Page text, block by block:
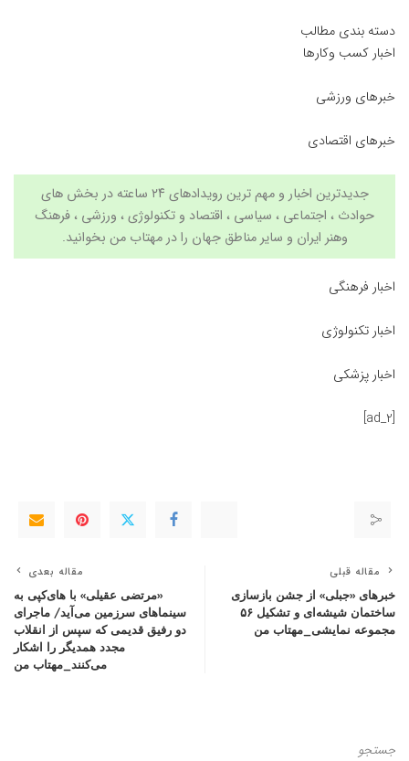
دسته بندی مطالب
اخبار کسب وکارها
خبرهای ورزشی
خبرهای اقتصادی
جدیدترین اخبار و مهم ترین رویدادهای ۲۴ ساعته در بخش های
حوادث ، اجتماعی ، سیاسی ، اقتصاد و تکنولوژی، ورزشی ، فرهنگ
وهنر ایران و سایر مناطق جهان را درمهتاب من بخوانید.
اخبار فرهنگی
اخبار تکنولوژی
اخبار پزشکی
[ad_2]
مقاله قبلی
خبرهای «جبلی» از جشن بازسازی
ساختمان شیشه‌ای و تشکیل ۵۶
مجموعه نمایشی_مهتاب من
مقاله بعدی
«مرتضی عقیلی» با های‌کپی به
سینماهای سرزمین می‌آید/ ماجرای
دو رفیق قدیمی که سپس از انقلاب
مجدد همدیگر را اشکار
می‌کنند_مهتاب من
جستجو